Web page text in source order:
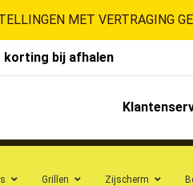
MET VERTRAGING
korting bij afhalen
Grillen Zijscherm